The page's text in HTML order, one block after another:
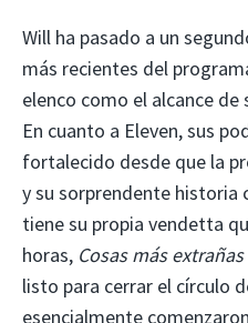
Will ha pasado a un
más recientes del
elenco como el alcance
En cuanto a Eleven, sus
fortalecido desde que la
y su sorprendente historia
tiene su propia vendetta
horas, Cosas más extrañas
listo para cerrar el círculo
esencialmente